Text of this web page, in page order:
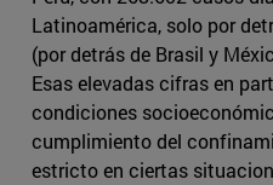
Latinoamérica, solo por
(por detrás de Brasil y
Esas elevadas cifras en
condiciones
cumplimiento del
estricto en ciertas